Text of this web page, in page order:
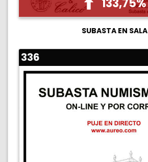
SUBASTA EN SALA
336